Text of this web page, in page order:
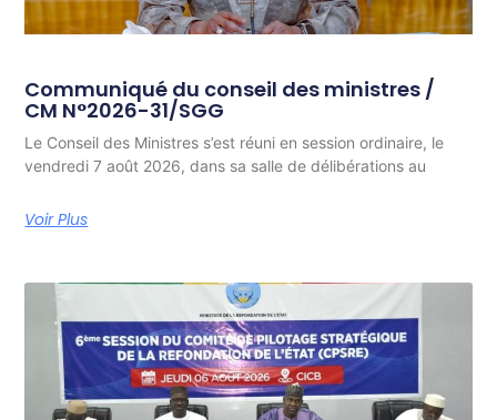
Communiqué du conseil des ministres /
CM N°2026-31/SGG
Le Conseil des Ministres s’est réuni en session ordinaire, le
vendredi 7 août 2026, dans sa salle de délibérations au
Voir Plus